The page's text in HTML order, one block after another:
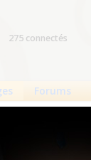
275 connectés
Forums